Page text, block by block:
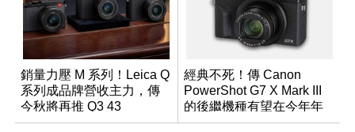
銷量力壓 M 系列！Leica Q
系列成品牌營收主力，傳
今秋將再推 Q3 43
Monochrom
經典不死！傳 Canon
PowerShot G7 X Mark III
的後繼機種有望在今年年
底前推出？